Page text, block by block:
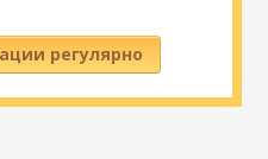
регулярно